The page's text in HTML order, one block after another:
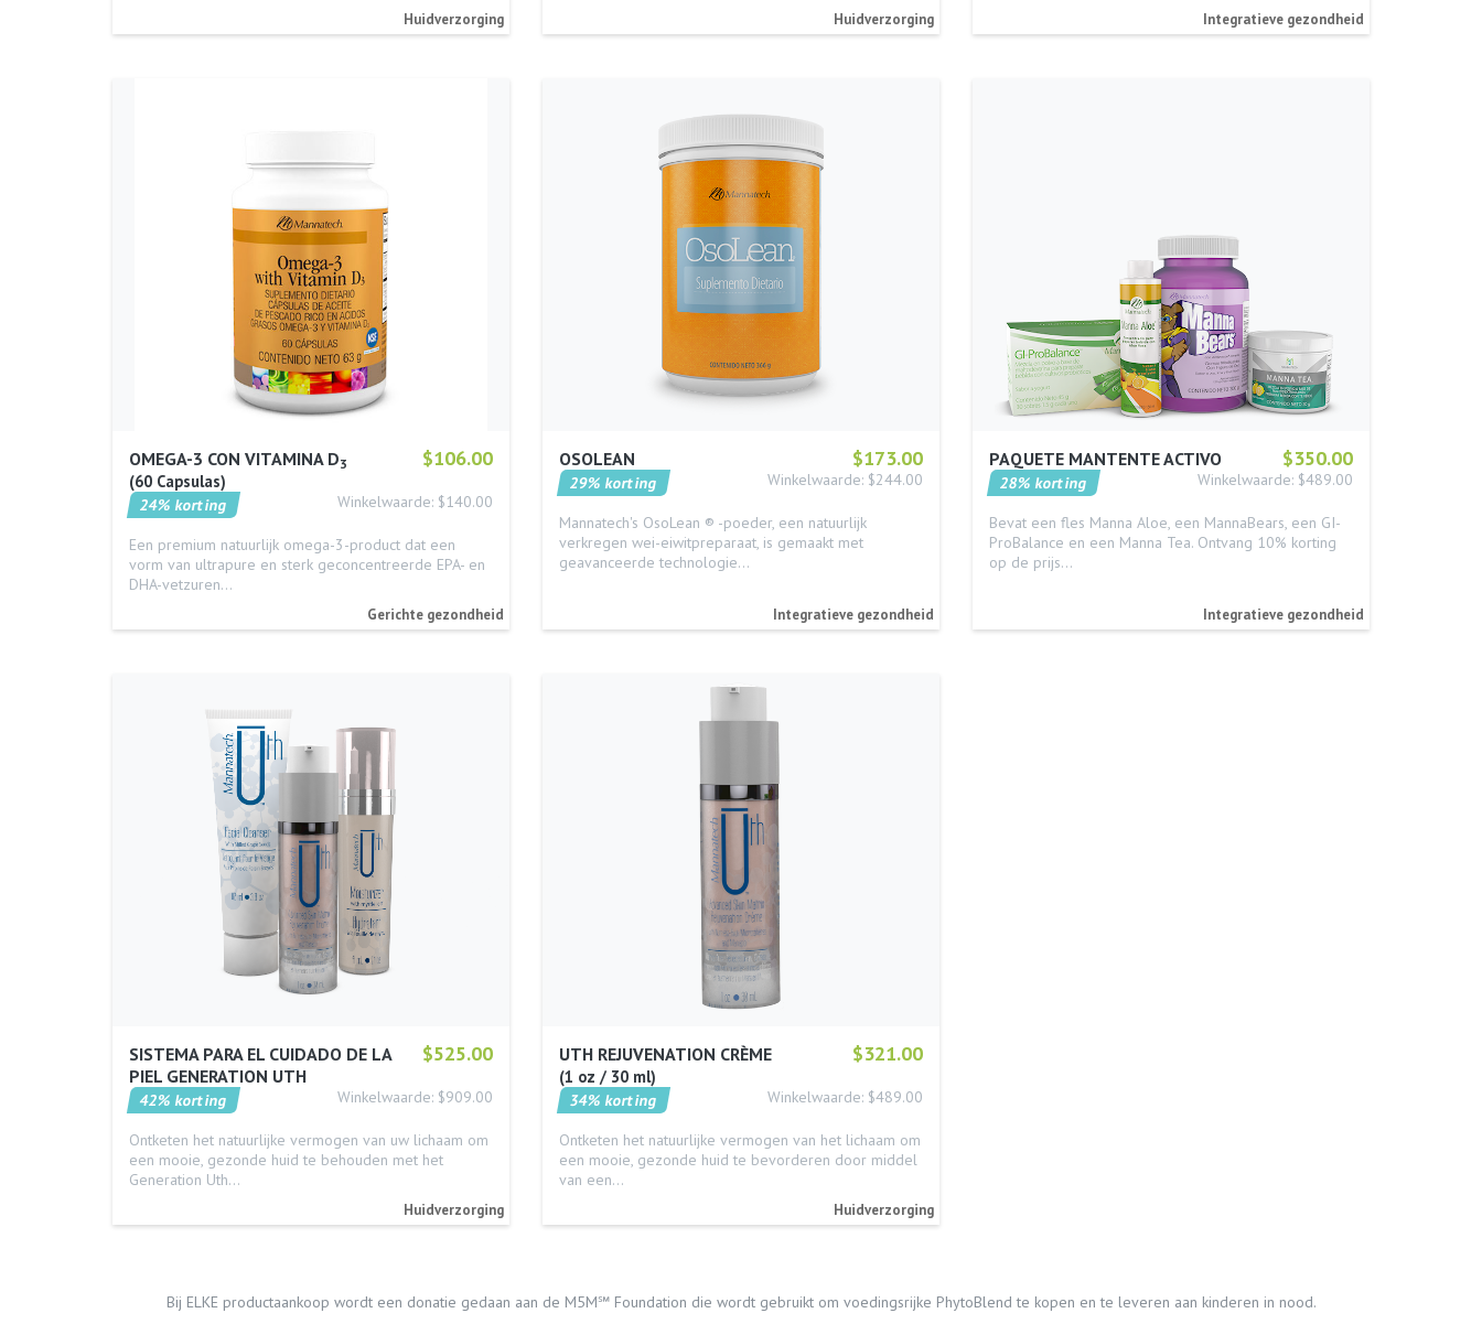
Huidverzorging Huidverzorging Integratieve gezondheid
$106.00
OMEGA-3 CON VITAMINA D3
60 Capsulas
Winkelwaarde: $140.00
24% korting
Een premium natuurlijk omega-3-product dat een
vorm van ultrapure en sterk geconcentreerde EPA- en
DHA-vetzuren…
Gerichte gezondheid
$173.00
OSOLEAN
Winkelwaarde: $244.00
29% korting
Mannatech's OsoLean ® -poeder, een natuurlijk
verkregen wei-eiwitpreparaat, is gemaakt met
geavanceerde technologie…
Integratieve gezondheid
$350.00
PAQUETE MANTENTE ACTIVO
Winkelwaarde: $489.00
28% korting
Bevat een fles Manna Aloe, een MannaBears, een GI-
ProBalance en een Manna Tea. Ontvang 10% korting
op de prijs…
Integratieve gezondheid
$525.00
SISTEMA PARA EL CUIDADO DE LA
PIEL GENERATION UTH
Winkelwaarde: $909.00
42% korting
Ontketen het natuurlijke vermogen van uw lichaam om
een mooie, gezonde huid te behouden met het
Generation Uth…
Huidverzorging
$321.00
UTH REJUVENATION CRÈME
1 oz / 30 ml
Winkelwaarde: $489.00
34% korting
Ontketen het natuurlijke vermogen van het lichaam om
een mooie, gezonde huid te bevorderen door middel
van een…
Huidverzorging
Bij ELKE productaankoop wordt een donatie gedaan aan de M5M℠ Foundation die wordt gebruikt om voedingsrijke PhytoBlend te kopen en te leveren aan kinderen in nood.